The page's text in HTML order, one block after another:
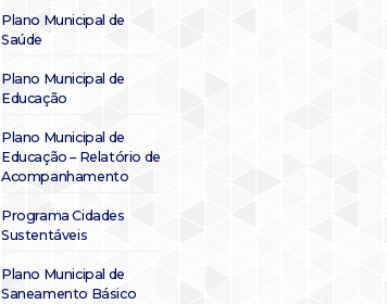
Plano Municipal de
Saúde
Plano Municipal de
Educação
Plano Municipal de
Educação – Relatório de
Acompanhamento
Programa Cidades
Sustentáveis
Plano Municipal de
Saneamento Básico